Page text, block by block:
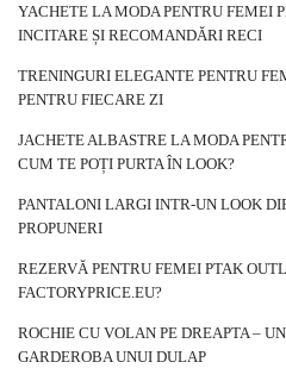
siebie z pewnością znajdą również
awangardy. Ponieważ kobiece gusta
modnego wyglądu oraz wysokiej
Modne torby
propozycje na lato
Szukasz toreb, …
YACHETE LA MODA PENTRU FEMEI
INCITARE ȘI RECOMANDĂRI RECI
TRENINGURI ELEGANTE PENTRU
PENTRU FIECARE ZI
JACHETE ALBASTRE LA MODA
CUM TE POȚI PURTA ÎN LOOK?
PANTALONI LARGI INTR-UN LOOK
PROPUNERI
REZERVĂ PENTRU FEMEI PTAK
FACTORYPRICE.EU?
ROCHIE CU VOLAN PE DREAPTA –
GARDEROBA UNUI DULAP